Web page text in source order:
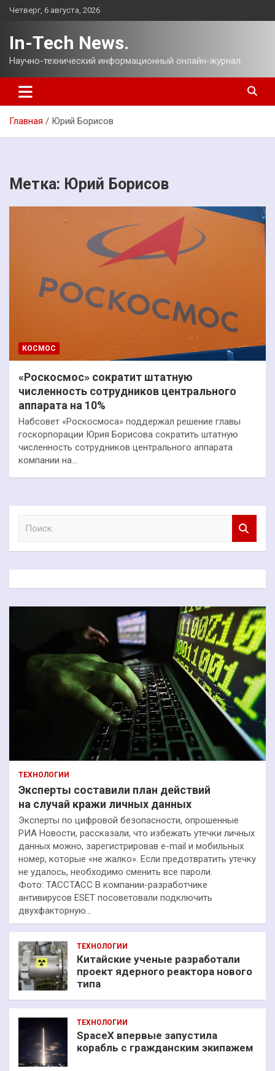
Перейти
Четверг, 6 августа, 2026
In-Tech News.
Научно-технический информационный онлайн-журнал.
Главная Юрий Борисов
Метка: Юрий Борисов
КОСМОС
«Роскосмос» сократит штатную
численность сотрудников центрального
аппарата на 10%
Набсовет «Роскосмоса» поддержал решение главы
госкорпорации Юрия Борисова сократить штатную
численность сотрудников центрального аппарата
компании на…
к
ТЕХНОЛОГИИ
Эксперты составили план действий
на случай кражи личных данных
Эксперты по цифровой безопасности, опрошенные
РИА Новости, рассказали, что избежать утечки личных
данных можно, зарегистрировав e-mail и мобильных
номер, которые «не жалко». Если предотвратить утечку
не удалось, необходимо сменить все пароли.
Фото: ТАССТАСС В компании-разработчике
антивирусов ESET посоветовали подключить
двухфакторную…
ТЕХНОЛОГИИ
Китайские ученые разработали
проект ядерного реактора нового
типа
ТЕХНОЛОГИИ
SpaceX впервые запустила
корабль с гражданским экипажем